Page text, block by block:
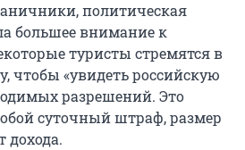
политическая
большее внимание к
туристы стремятся в
чтобы «увидеть российскую
разрешений. Это
суточный штраф, размер
дохода.